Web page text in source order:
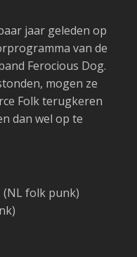
jaar geleden op
van de
Ferocious Dog.
mogen ze
Folk terugkeren
dan wel op te
(NL folk punk)